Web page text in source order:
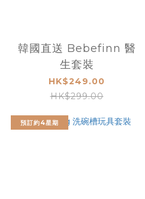
韓國直送 Bebefinn 醫
生套裝
HK$249.00
HK$299.00
預訂約4星期